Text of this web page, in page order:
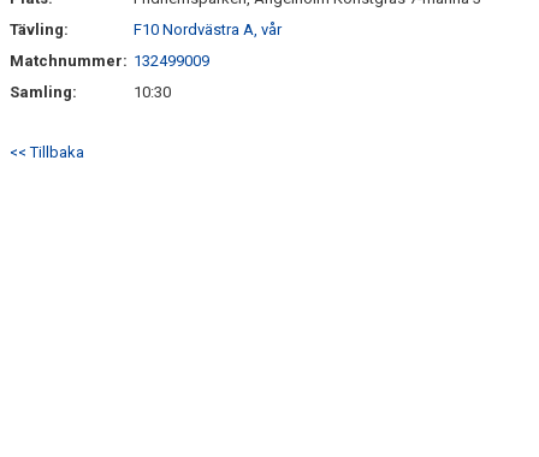
Tävling:
F10 Nordvästra A, vår
Matchnummer: 132499009
Samling:
10:30
<< Tillbaka